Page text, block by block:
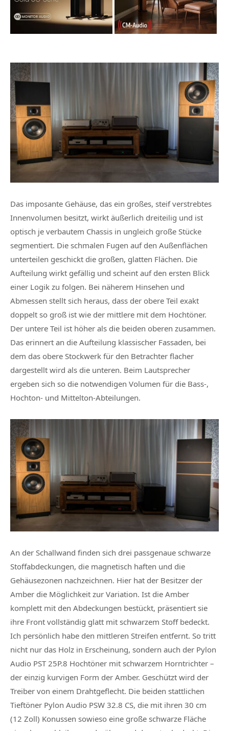
Das imposante Gehäuse, das ein großes, steif verstrebtes
Innenvolumen besitzt, wirkt äußerlich dreiteilig und ist
optisch je verbautem Chassis in ungleich große Stücke
segmentiert. Die schmalen Fugen auf den Außenflächen
unterteilen geschickt die großen, glatten Flächen. Die
Aufteilung wirkt gefällig und scheint auf den ersten Blick
einer Logik zu folgen. Bei näherem Hinsehen und
Abmessen stellt sich heraus, dass der obere Teil exakt
doppelt so groß ist wie der mittlere mit dem Hochtöner.
Der untere Teil ist höher als die beiden oberen zusammen.
Das erinnert an die Aufteilung klassischer Fassaden, bei
dem das obere Stockwerk für den Betrachter flacher
dargestellt wird als die unteren. Beim Lautsprecher
ergeben sich so die notwendigen Volumen für die Bass-,
Hochton- und Mittelton-Abteilungen.
An der Schallwand finden sich drei passgenaue schwarze
Stoffabdeckungen, die magnetisch haften und die
Gehäusezonen nachzeichnen. Hier hat der Besitzer der
Amber die Möglichkeit zur Variation. Ist die Amber
komplett mit den Abdeckungen bestückt, präsentiert sie
ihre Front vollständig glatt mit schwarzem Stoff bedeckt.
Ich persönlich habe den mittleren Streifen entfernt. So tritt
nicht nur das Holz in Erscheinung, sondern auch der Pylon
Audio PST 25P.8 Hochtöner mit schwarzem Horntrichter –
der einzig kurvigen Form der Amber. Geschützt wird der
Treiber von einem Drahtgeflecht. Die beiden stattlichen
Tieftöner Pylon Audio PSW 32.8 CS, die mit ihren 30 cm
(12 Zoll) Konussen sowieso eine große schwarze Fläche